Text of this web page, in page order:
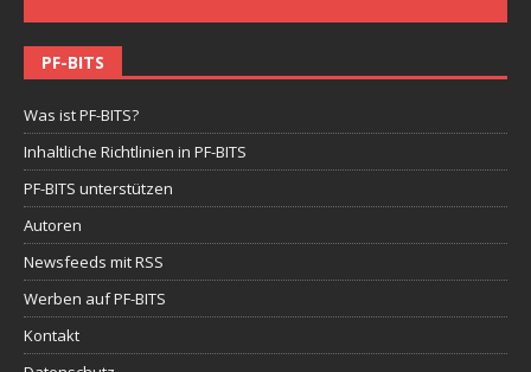
PF-BITS
Was ist PF-BITS?
Inhaltliche Richtlinien in PF-BITS
PF-BITS unterstützen
Autoren
Newsfeeds mit RSS
Werben auf PF-BITS
Kontakt